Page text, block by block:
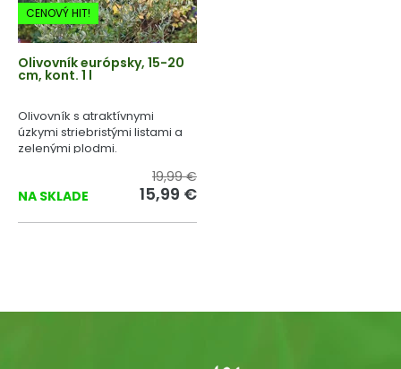
CENOVÝ HIT!
Olivovník európsky, 15-20
cm, kont. 1 l
Olivovník s atraktívnymi
úzkymi striebristými listami a
zelenými plodmi.
NA SKLADE
19,99 €
15,99 €